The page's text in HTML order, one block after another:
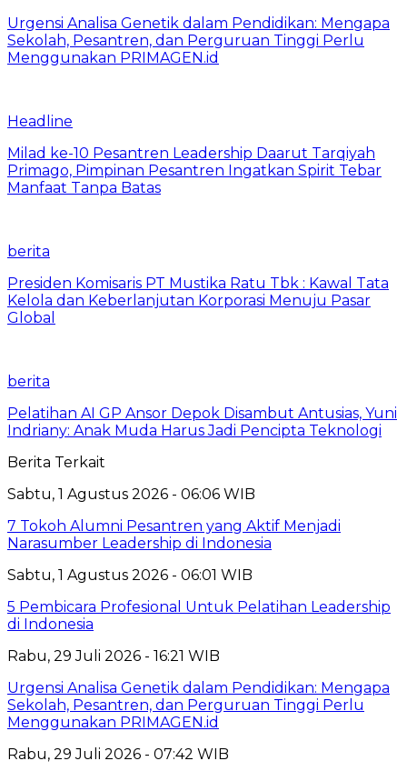
Urgensi Analisa Genetik dalam Pendidikan: Mengapa
Sekolah, Pesantren, dan Perguruan Tinggi Perlu
Menggunakan PRIMAGEN.id
Headline
Milad ke-10 Pesantren Leadership Daarut Tarqiyah
Primago, Pimpinan Pesantren Ingatkan Spirit Tebar
Manfaat Tanpa Batas
berita
Presiden Komisaris PT Mustika Ratu Tbk : Kawal Tata
Kelola dan Keberlanjutan Korporasi Menuju Pasar
Global
berita
Pelatihan AI GP Ansor Depok Disambut Antusias, Yuni
Indriany: Anak Muda Harus Jadi Pencipta Teknologi
Berita Terkait
Sabtu, 1 Agustus 2026 - 06:06 WIB
7 Tokoh Alumni Pesantren yang Aktif Menjadi
Narasumber Leadership di Indonesia
Sabtu, 1 Agustus 2026 - 06:01 WIB
5 Pembicara Profesional Untuk Pelatihan Leadership
di Indonesia
Rabu, 29 Juli 2026 - 16:21 WIB
Urgensi Analisa Genetik dalam Pendidikan: Mengapa
Sekolah, Pesantren, dan Perguruan Tinggi Perlu
Menggunakan PRIMAGEN.id
Rabu, 29 Juli 2026 - 07:42 WIB